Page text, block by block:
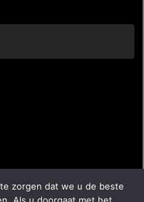
zorgen dat we u de beste